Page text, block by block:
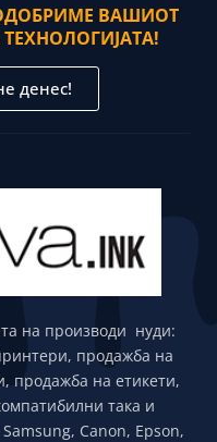
ВАШИОТ
денес!
на производи нуди:
продажба на
продажба на етикети,
така и
Canon, Epson,